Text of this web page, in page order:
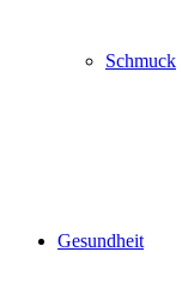
Schmuck
Gesundheit